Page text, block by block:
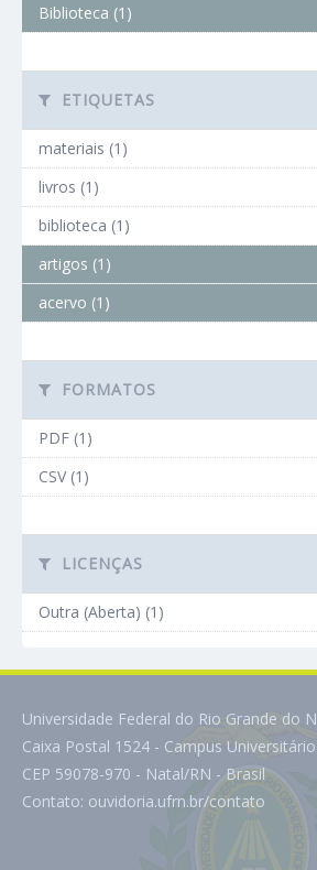
Biblioteca (1)
ETIQUETAS
materiais (1)
livros (1)
biblioteca (1)
artigos (1)
acervo (1)
FORMATOS
PDF (1)
CSV (1)
LICENÇAS
Outra (Aberta) (1)
Universidade Federal do Rio Grande do
Caixa Postal 1524 - Campus
CEP 59078-970 - Natal/RN - Brasil
Contato: ouvidoria.ufrn.br/contato